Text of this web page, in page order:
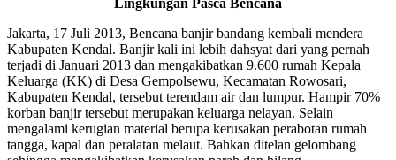
Jakarta, 17 Juli 2013, Bencana banjir bandang kembali mendera
Kabupaten Kendal. Banjir kali ini lebih dahsyat dari yang pernah
terjadi di Januari 2013 dan mengakibatkan 9.600 rumah Kepala
Keluarga (KK) di Desa Gempolsewu, Kecamatan Rowosari,
Kabupaten Kendal, tersebut terendam air dan lumpur. Hampir 70%
korban banjir tersebut merupakan keluarga nelayan. Selain
mengalami kerugian material berupa kerusakan perabotan rumah
tangga, kapal dan peralatan melaut. Bahkan ditelan gelombang